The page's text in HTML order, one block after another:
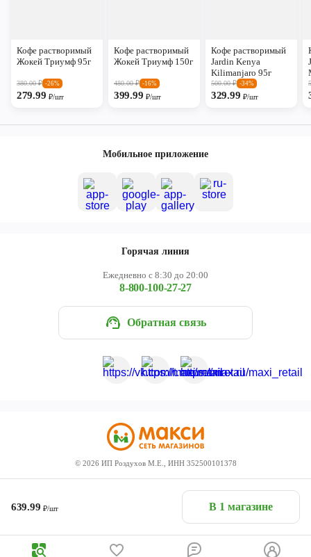
639.99 ₽/шт В 1 магазине
Кофе растворимый
Жокей Триумф 95г
380.00₽ -26%
279.99 ₽/шт
Кофе растворимый
Жокей Триумф 150г
480.00₽ -16%
399.99 ₽/шт
Кофе растворимый
Jardin Kenya
Kilimanjaro 95г
500.00₽ -34%
329.99 ₽/шт
Мобильное приложение
Горячая линия
Ежедневно с 8:30 до 20:00
8-800-100-27-27
Обратная связь
© 2026 ИП Роздухов М.Е., ИНН 352500101378